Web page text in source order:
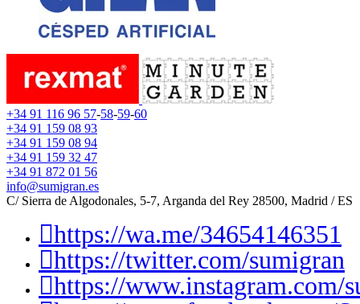
+34 91 116 96 57-58-59-60
+34 91 159 08 93
+34 91 159 08 94
+34 91 159 32 47
+34 91 872 01 56
info@sumigran.es
C/ Sierra de Algodonales, 5-7, Arganda del Rey 28500, Madrid / ES
https://wa.me/34654146351
https://twitter.com/sumigran
https://www.instagram.com/